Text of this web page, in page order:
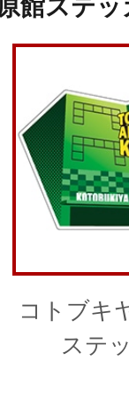
館ステ
コトブキ
ステ